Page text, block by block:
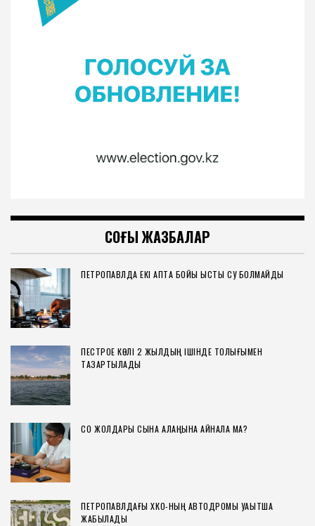
СОҢҒЫ ЖАЗБАЛАР
ПЕТРОПАВЛДА ЕКІ АПТА БОЙЫ ЫСТЫҚ СУ БОЛМАЙДЫ
ПЕСТРОЕ КӨЛІ 2 ЖЫЛДЫҢ ІШІНДЕ ТОЛЫҒЫМЕН
ТАЗАРТЫЛАДЫ
СҚО ЖОЛДАРЫ СЫНАҚ АЛАҢЫНА АЙНАЛА МА?
ПЕТРОПАВЛДАҒЫ ХҚКО-НЫҢ АВТОДРОМЫ УАҚЫТША
ЖАБЫЛАДЫ